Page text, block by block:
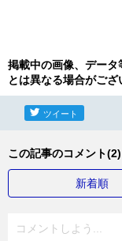
掲載中の画像、デー
とは異なる場合がござ
ツイート
この記事のコメント(2)
新着順
コメントしよう...